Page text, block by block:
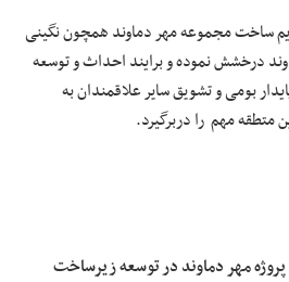
ساخت مجموعه مهر دماوند همچون نگینی
درخشش نموده و برایند احداث و توسعه
بومی و تشویق سایر علاقمندان به
متطقه مهم را دربرگیرد.
پروژه مهر دماوند در توسعه زیرساخت